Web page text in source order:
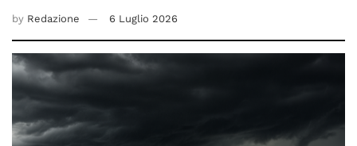
by Redazione 6 Luglio 2026